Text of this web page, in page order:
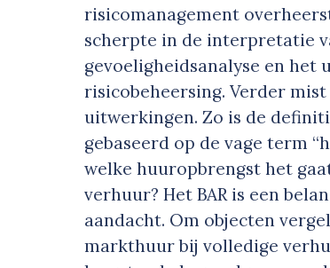
risicomanagement
scherpte in de interpretatie
gevoeligheidsanalyse en
risicobeheersing. Verder
uitwerkingen. Zo is de
gebaseerd op de vage term
welke huuropbrengst het
verhuur? Het BAR is een
aandacht. Om objecten
markthuur bij volledige